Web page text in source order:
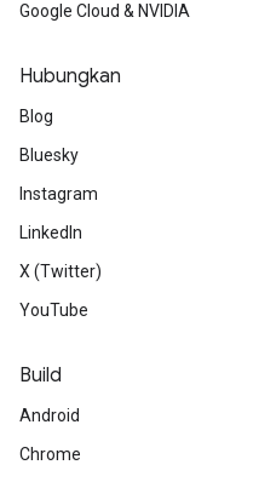
Google Cloud & NVIDIA
Hubungkan
Blog
Bluesky
Instagram
LinkedIn
X (Twitter)
YouTube
Build
Android
Chrome